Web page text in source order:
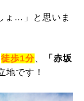
ょ…」と思いま
徒歩1分、
「赤坂
地です！